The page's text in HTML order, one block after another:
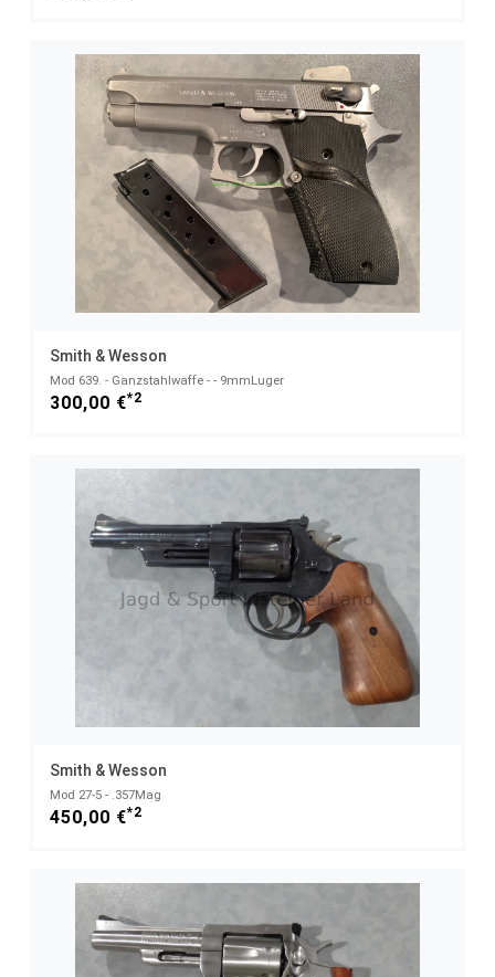
Smith & Wesson
Mod 639. - Ganzstahlwaffe - - 9mmLuger
300,00 €*2
Smith & Wesson
Mod 27-5 - .357Mag
450,00 €*2